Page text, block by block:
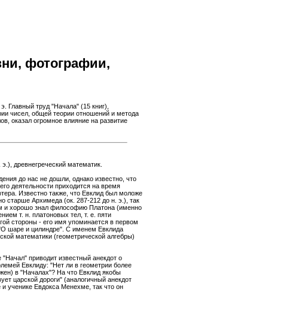
фотографии,
Главный труд "Начала" (15 книг),
чисел, общей теории отношений и метода
оказал огромное влияние на развитие
древнегреческий математик.
до нас не дошли, однако известно, что
деятельности приходится на время
Известно также, что Евклид был моложе
старше Архимеда (ок. 287-212 до н. э.), так
и хорошо знал философию Платона (именно
т. н. платоновых тел, т. е. пяти
стороны - его имя упоминается в первом
шаре и цилиндре". С именем Евклида
математики (геометрической алгебры)
приводит известный анекдот о
Евклиду: "Нет ли в геометрии более
в "Началах"? На что Евклид якобы
царской дороги" (аналогичный анекдот
ученике Евдокса Менехме, так что он